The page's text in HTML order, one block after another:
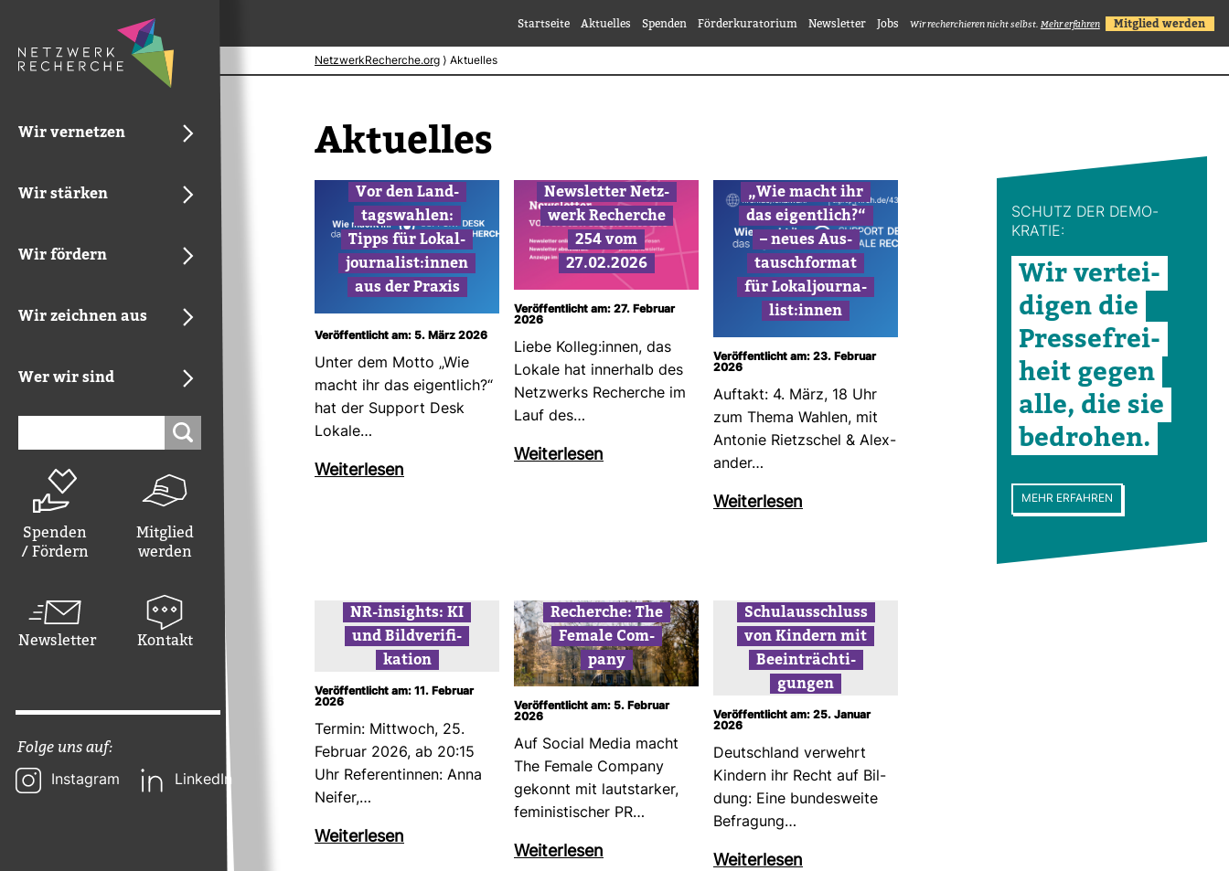
Wir vernetzen
Wir stärken
Wir fördern
Wir zeichnen aus
Wer wir sind
Spenden
/ Fördern
Mitglied
werden
Newsletter Kontakt
Folge uns auf:
Instagram LinkedIn
Startseite Aktuelles Spenden Förderkuratorium Newsletter Jobs Wir recherchieren nicht selbst. Mehr erfahren Mitglied werden
NetzwerkRecherche.org ⟩ Aktuelles
Aktu­elles
Vor den Land­
tags­wahlen:
Tipps für Lokal­
jour­na­list:innen
aus der Praxis
Veröffentlicht am: 5. März 2026
Unter dem Motto „Wie
macht ihr das eigent­lich?“
hat der Sup­port Desk
Lokale…
Wei­ter­lesen
News­letter Netz­
werk Recherche
254 vom
27.02.2026
Veröffentlicht am: 27. Februar
2026
Liebe Kolleg:innen, das
Lokale hat inner­halb des
Netz­werks Recherche im
Lauf des…
Wei­ter­lesen
„Wie macht ihr
das eigent­lich?“
– neues Aus­
tausch­format
für Lokal­jour­na­
list:innen
Veröffentlicht am: 23. Februar
2026
Auf­takt: 4. März, 18 Uhr
zum Thema Wahlen, mit
Antonie Rietz­schel & Alex­
ander…
Wei­ter­lesen
NR-​insights: KI
und Bild­ve­ri­fi­
ka­tion
Veröffentlicht am: 11. Februar
2026
Termin: Mitt­woch, 25.
Februar 2026, ab 20:15
Uhr Refe­ren­tinnen: Anna
Neifer,…
Wei­ter­lesen
Recherche: The
Female Com­
pany
Veröffentlicht am: 5. Februar
2026
Auf Social Media macht
The Female Com­pany
gekonnt mit laut­starker,
femi­nis­ti­scher PR…
Wei­ter­lesen
Schul­aus­schluss
von Kin­dern mit
Beein­träch­ti­
gungen
Veröffentlicht am: 25. Januar
2026
Deutsch­land ver­wehrt
Kin­dern ihr Recht auf Bil­
dung: Eine bun­des­weite
Befra­gung…
Wei­ter­lesen
SCHUTZ DER DEMO­
KRATIE:
Wir ver­tei­
digen die
Pres­se­frei­
heit gegen
alle, die sie
bedrohen.
MEHR ERFAHREN